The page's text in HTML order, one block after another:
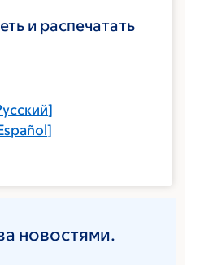
и распечатать
]
]
новостями.